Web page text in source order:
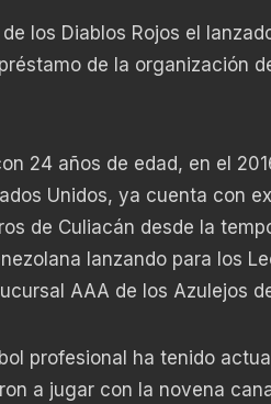
los Diablos Rojos el
de la organización
24 años de edad, en el
Unidos, ya cuenta con
de Culiacán desde la
lanzando para los
AAA de los Azulejos
profesional ha tenido
a jugar con la novena